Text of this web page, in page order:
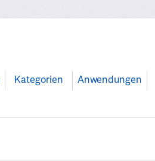
Kategorien Anwendungen